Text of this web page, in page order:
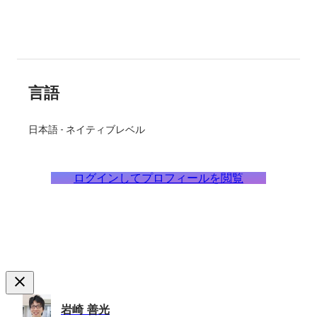
言語
日本語 - ネイティブレベル
ログインしてプロフィールを閲覧
岩崎 善光